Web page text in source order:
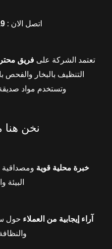
اتصل الان :
تعتمد الشركة علىفريق
التنظيف بالبخار والفحص
وتستخدم مواد صديقة
نخن
خبرة محلية قوية ومصداقية
البيئة
آراء إيجابية من العملاء حول